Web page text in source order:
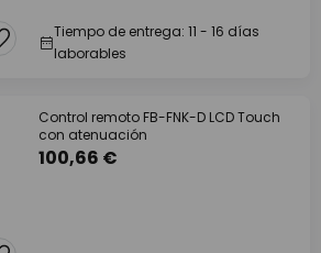
Tiempo de entrega: 11 - 16 días
laborables
Control remoto FB-FNK-D LCD Touch
con atenuación
100,66 €